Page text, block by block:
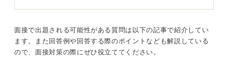
面接でよく聞かれる質問として子ども同士のトラブル対
面接で出題される可能性がある質問は以下の記事で紹介してい
ます。また回答例や回答する際のポイントなども解説している
ので、面接対策の際にぜひ役立ててください。